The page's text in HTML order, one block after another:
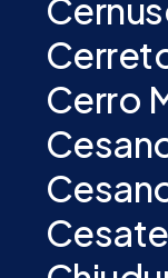
Cerro
Cesate